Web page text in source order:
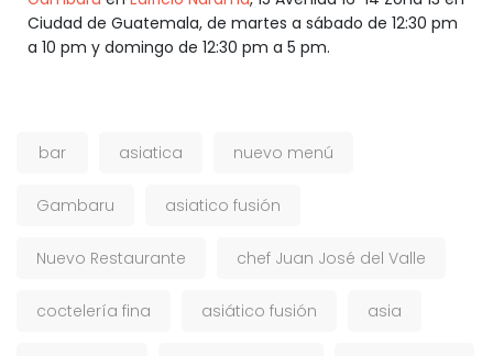
Ciudad de Guatemala, de martes a sábado de 12:30 pm
a 10 pm y domingo de 12:30 pm a 5 pm.
bar asiatica nuevo menú
Gambaru asiatico fusión
Nuevo Restaurante chef Juan José del Valle
coctelería fina asiático fusión asia